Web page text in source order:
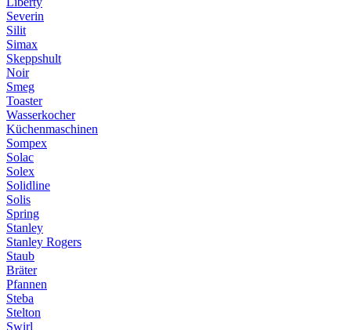
Severin
Silit
Simax
Skeppshult
Noir
Smeg
Toaster
Wasserkocher
Küchenmaschinen
Sompex
Solac
Solex
Solidline
Solis
Spring
Stanley
Stanley Rogers
Staub
Bräter
Pfannen
Steba
Stelton
Swirl